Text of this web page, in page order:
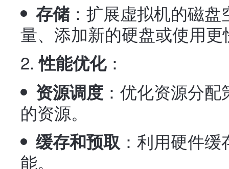
存储 ：扩展虚拟机的磁
量、添加新的硬盘或使用
性能优化：
资源调度 ：优化资源分
的资源。
缓存和预取 ：利用硬件
能。